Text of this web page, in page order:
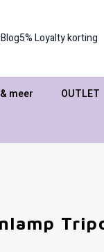
Blog5% Loyalty korting
meer OUTLET